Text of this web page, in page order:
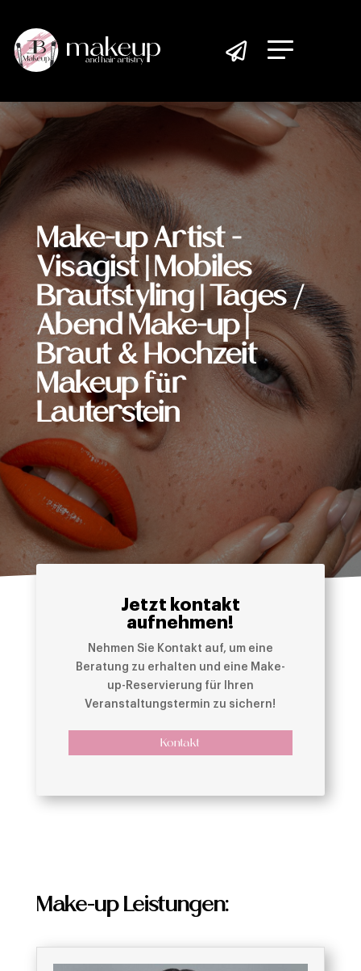

Make-up Artist -
Visagist | Mobiles
Brautstyling | Tages /
Abend Make-up |
Braut & Hochzeit
Makeup für
Lauterstein
Jetzt kontakt
aufnehmen!
Nehmen Sie Kontakt auf, um eine
Beratung zu erhalten und eine Make-
up-Reservierung für Ihren
Veranstaltungstermin zu sichern!
Kontakt
Make-up Leistungen: